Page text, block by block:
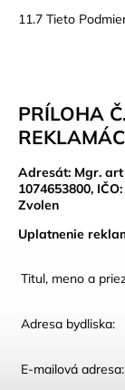
11.7 Tieto
PRÍLOHA
Adresát: Mgr.
1074653800,
Zvolen
Uplatnenie
Titul, meno a
Adresa bydliska:
E-mailová adresa: